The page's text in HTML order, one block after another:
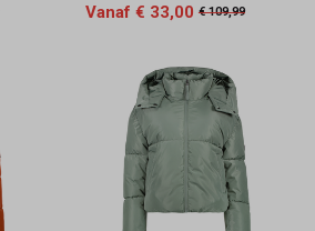
Vanaf € 33,00 € 109,99